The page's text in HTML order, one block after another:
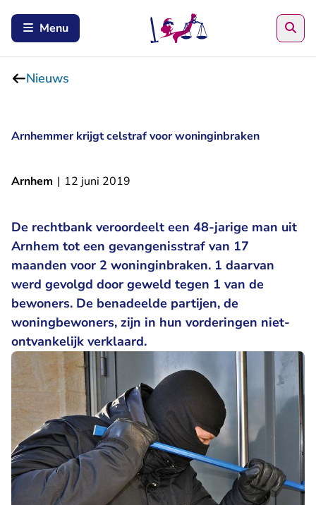
Menu
Nieuws
Arnhemmer krijgt celstraf voor woninginbraken
Arnhem | 12 juni 2019
De rechtbank veroordeelt een 48-jarige man uit
Arnhem tot een gevangenisstraf van 17
maanden voor 2 woninginbraken. 1 daarvan
werd gevolgd door geweld tegen 1 van de
bewoners. De benadeelde partijen, de
woningbewoners, zijn in hun vorderingen niet-
ontvankelijk verklaard.